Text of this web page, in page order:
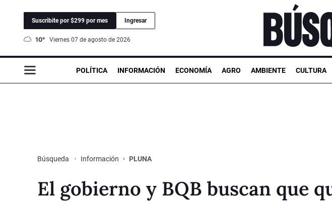
Suscribite por $299 por mes Ingresar
10° viernes 07 de agosto de 2026
POLÍTICA INFORMACIÓN ECONOMÍA AGRO AMBIENTE CULTURA
Búsqueda Información PLUNA
El gobierno y BQB buscan que